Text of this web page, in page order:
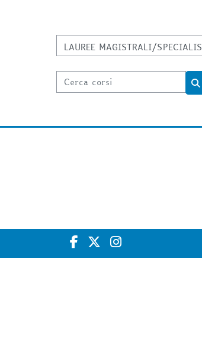
Categorie di corso
Cerca corsi